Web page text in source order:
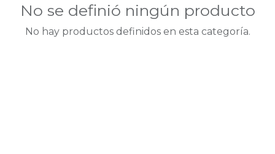
No se definió ningún producto
No hay productos definidos en esta categoría.